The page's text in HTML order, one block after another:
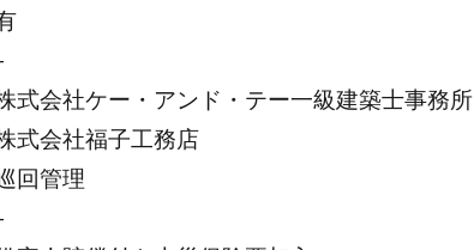
ケー・アンド・テー一級建築士事務所
社福子工務店
管理